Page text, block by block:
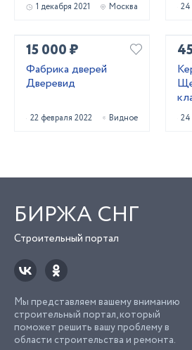
1 декабря 2021 Москва 24
15 000 ₽
Фабрика дверей
Дверевид
22 февраля 2022 Видное 24
БИРЖА СНГ
Строительный портал
Мы представляем вашему вниманию
строительный портал, который
поможет решить вашу проблему в
области строительства и ремонта.